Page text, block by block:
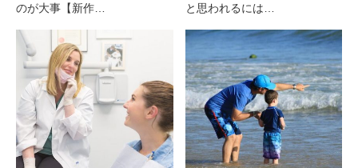
のが大事【新作…
と思われるには…